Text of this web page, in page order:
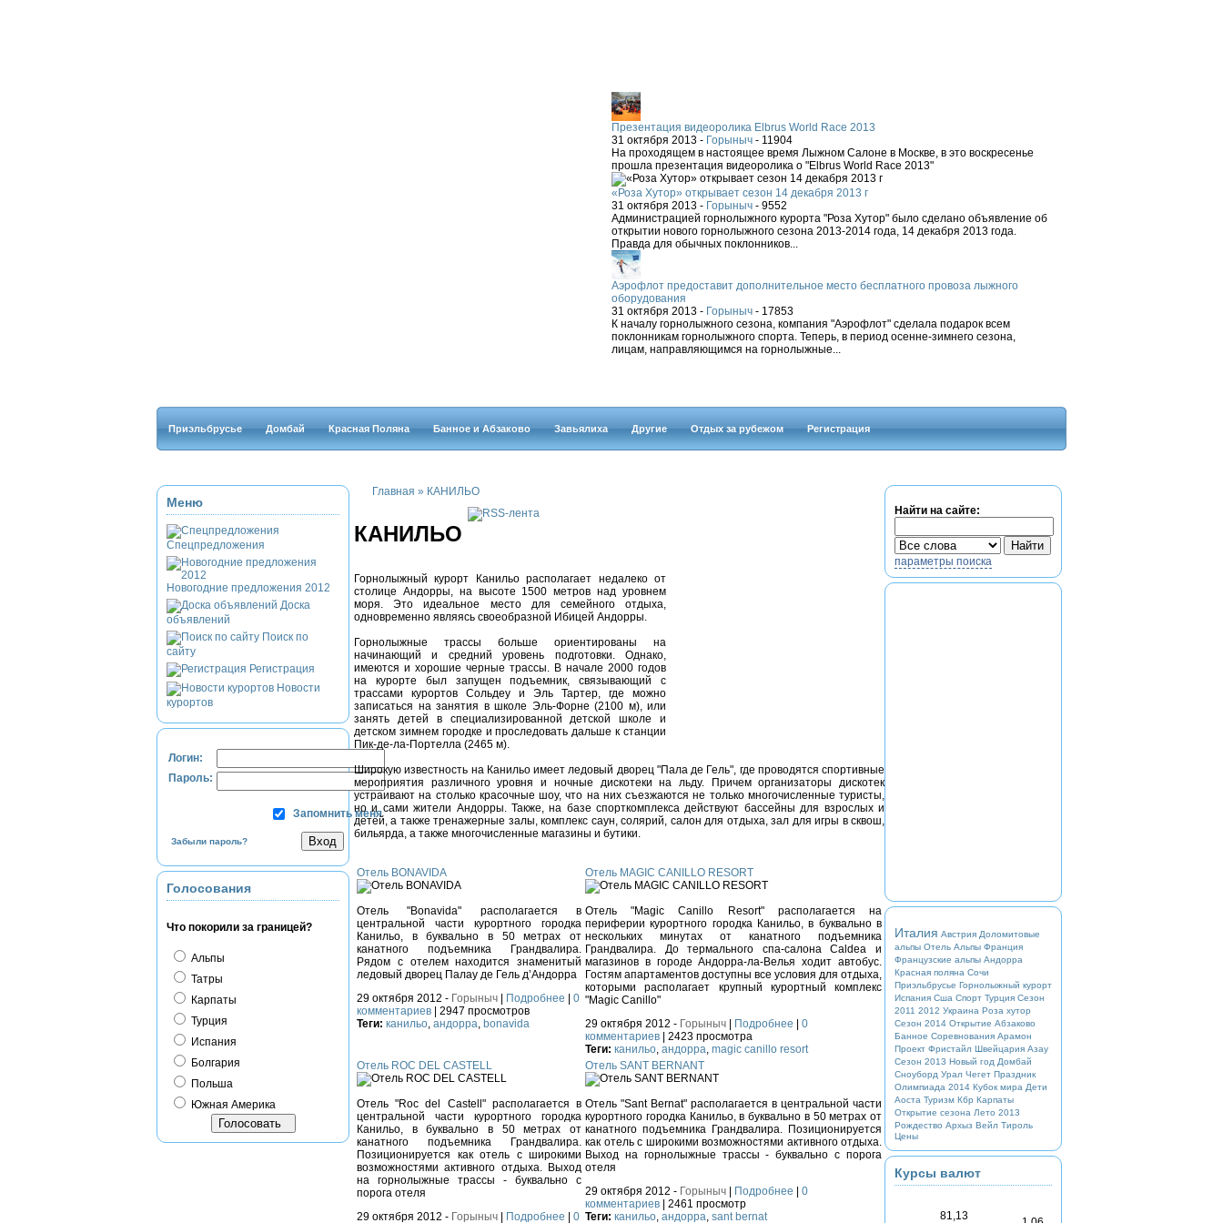
Презентация видеоролика Elbrus World Race 2013
31 октября 2013 - Горыныч - 11904
На проходящем в настоящее время Лыжном Салоне в Москве, в это воскресенье
прошла презентация видеоролика о "Elbrus World Race 2013"
«Роза Хутор» открывает сезон 14 декабря 2013 г
31 октября 2013 - Горыныч - 9552
Администрацией горнолыжного курорта "Роза Хутор" было сделано объявление об
открытии нового горнолыжного сезона 2013-2014 года, 14 декабря 2013 года.
Правда для обычных поклонников...
Аэрофлот предоставит дополнительное место бесплатного провоза лыжного
оборудования
31 октября 2013 - Горыныч - 17853
К началу горнолыжного сезона, компания "Аэрофлот" сделала подарок всем
поклонникам горнолыжного спорта. Теперь, в период осенне-зимнего сезона,
лицам, направляющимся на горнолыжные...
Приэльбрусье Домбай Красная Поляна Банное и Абзаково Завьялиха Другие Отдых за рубежом Регистрация
Меню
Спецпредложения
Новогодние предложения 2012
Доска
объявлений
Поиск по
сайту
Регистрация
Новости
курортов
Логин:
Пароль:
Запомнить меня
Забыли пароль?
Голосования
Что покорили за границей?
Альпы
Татры
Карпаты
Турция
Испания
Болгария
Польша
Южная Америка
Главная » КАНИЛЬО
КАНИЛЬО
Горнолыжный курорт Канильо располагает недалеко от
столице Андорры, на высоте 1500 метров над уровнем
моря. Это идеальное место для семейного отдыха,
одновременно являясь своеобразной Ибицей Андорры.
Горнолыжные трассы больше ориентированы на
начинающий и средний уровень подготовки. Однако,
имеются и хорошие черные трассы. В начале 2000 годов
на курорте был запущен подъемник, связывающий с
трассами курортов Сольдеу и Эль Тартер, где можно
записаться на занятия в школе Эль-Форне (2100 м), или
занять детей в специализированной детской школе и
детском зимнем городке и проследовать дальше к станции
Пик-де-ла-Портелла (2465 м).
Широкую известность на Канильо имеет ледовый дворец "Пала де Гель", где проводятся спортивные
мероприятия различного уровня и ночные дискотеки на льду. Причем организаторы дискотек
устраивают на столько красочные шоу, что на них съезжаются не только многочисленные туристы,
но и сами жители Андорры. Также, на базе спорткомплекса действуют бассейны для взрослых и
детей, а также тренажерные залы, комплекс саун, солярий, салон для отдыха, зал для игры в сквош,
бильярда, а также многочисленные магазины и бутики.
Отель BONAVIDA
Отель "Bonavida" располагается в
центральной части курортного городка
Канильо, в буквально в 50 метрах от
канатного подъемника Грандвалира.
Рядом с отелем находится знаменитый
ледовый дворец Палау де Гель д’Андорра
29 октября 2012 - Горыныч Подробнее
0
комментариев | 2947 просмотров
Теги: канильо, андорра, bonavida
Отель MAGIC CANILLO RESORT
Отель "Magic Canillo Resort" располагается на
периферии курортного городка Канильо, в буквально в
нескольких минутах от канатного подъемника
Грандвалира. До термального спа-салона Caldea и
магазинов в городе Андорра-ла-Велья ходит автобус.
Гостям апартаментов доступны все условия для отдыха,
которыми располагает крупный курортный комплекс
"Magic Canillo"
29 октября 2012 - Горыныч Подробнее
0
комментариев | 2423 просмотра
Теги: канильо, андорра, magic canillo resort
Отель ROC DEL CASTELL
Отель "Roc del Castell" располагается в
центральной части курортного городка
Канильо, в буквально в 50 метрах от
канатного подъемника Грандвалира.
Позиционируется как отель с широкими
возможностями активного отдыха. Выход
на горнолыжные трассы - буквально с
порога отеля
29 октября 2012 - Горыныч Подробнее 0
Отель SANT BERNANT
Отель "Sant Bernat" располагается в центральной части
курортного городка Канильо, в буквально в 50 метрах от
канатного подъемника Грандвалира. Позиционируется
как отель с широкими возможностями активного отдыха.
Выход на горнолыжные трассы - буквально с порога
отеля
29 октября 2012 - Горыныч Подробнее
0
комментариев | 2461 просмотр
Теги: канильо, андорра, sant bernat
Найти на сайте:
параметры поиска
Италия Австрия Доломитовые
альпы Отель Альпы Франция
Французские альпы Андорра
Красная поляна Сочи
Приэльбрусье Горнолыжный курорт
Испания Сша Спорт Турция Сезон
2011 2012 Украина Роза хутор
Сезон 2014 Открытие Абзаково
Банное Соревнования Арамон
Проект Фристайл Швейцария Азау
Сезон 2013 Новый год Домбай
Сноуборд Урал Чегет Праздник
Олимпиада 2014 Кубок мира Дети
Аоста Туризм Кбр Карпаты
Открытие сезона Лето 2013
Рождество Архыз Вейл Тироль
Цены
Курсы валют
81,13